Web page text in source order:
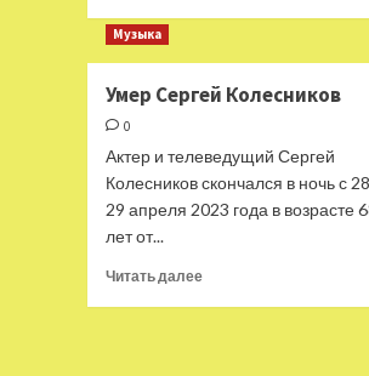
анонсировала
Музыка
Умер Сергей Колесников
0
Актер и телеведущий Сергей
Колесников скончался в ночь с
29 апреля 2023 года в возрасте
лет от...
Читать далееПрочитать